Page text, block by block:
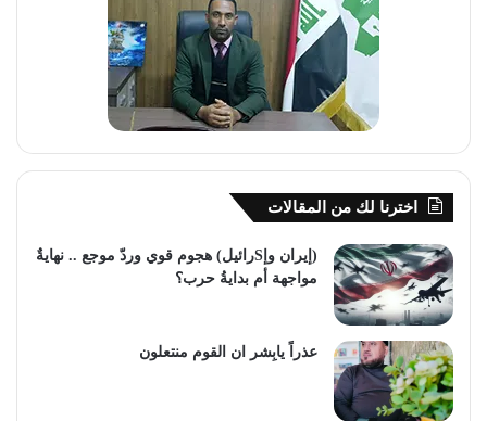
اخترنا لك من المقالات
(إيران وإSرائيل) هجوم قوي وردّ موجع .. نهايةٌ
مواجهة أم بدايةُ حرب؟
عذراً يابِشر ان القوم منتعلون